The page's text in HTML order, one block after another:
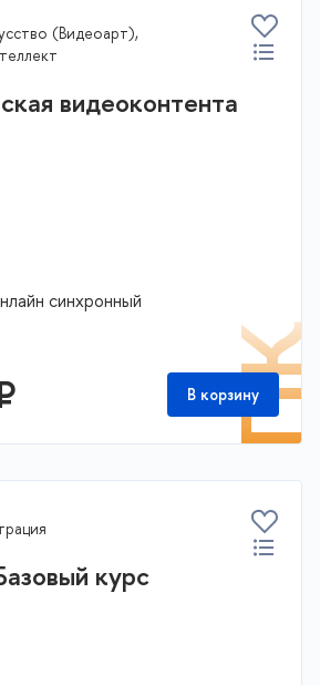
(Видеоарт),
видеоконтента
синхронный
В корзину
курс